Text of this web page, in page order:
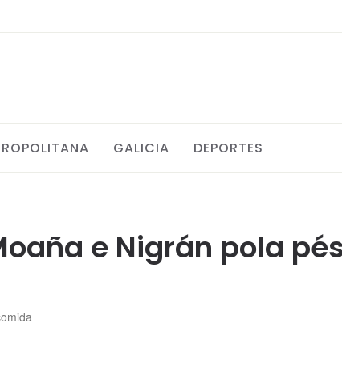
GALICIA DEPORTES
e Nigrán pola